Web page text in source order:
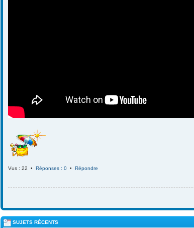
Vus : 22 • Réponses : 0 • Répondre
SUJETS RÉCENTS